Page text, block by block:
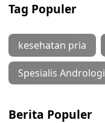
Tag Populer
kesehatan pria
Spesialis Andrologi
Berita Populer